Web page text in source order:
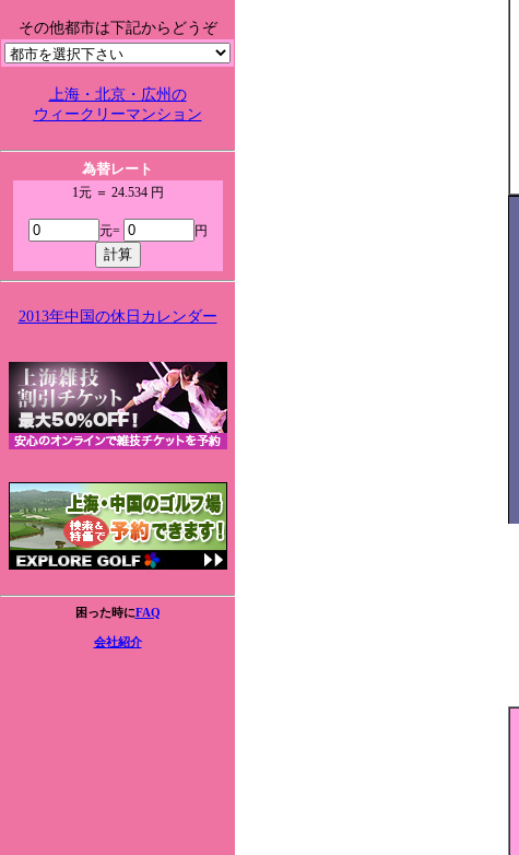
その他都市は下記からどうぞ
上海・北京・広州の
ウィークリーマンション
為替レート
1元 ＝ 24.534 円
元= 円
2013年中国の休日カレンダー
困った時にFAQ
会社紹介